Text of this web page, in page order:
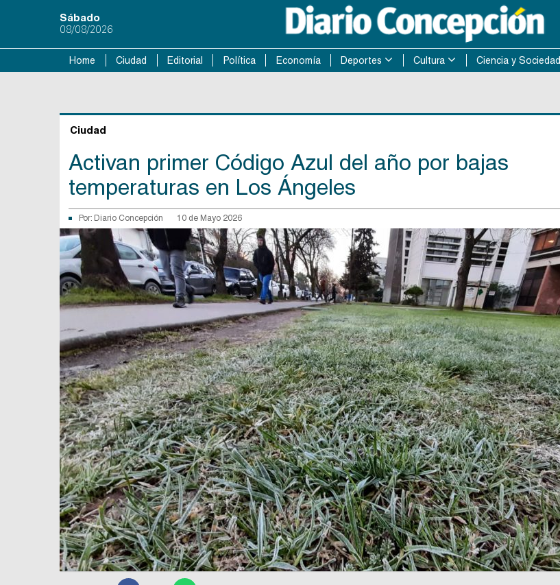
Sábado
08/08/2026
Home Ciudad Editorial Política Economía Deportes Cultura Ciencia y Sociedad
Ciudad
Activan primer Código Azul del año por bajas
temperaturas en Los Ángeles
Por: Diario Concepción 10 de Mayo 2026